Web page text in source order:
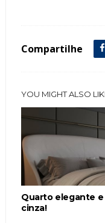
Compartilhe
YOU MIGHT ALSO
Quarto elegante
cinza!